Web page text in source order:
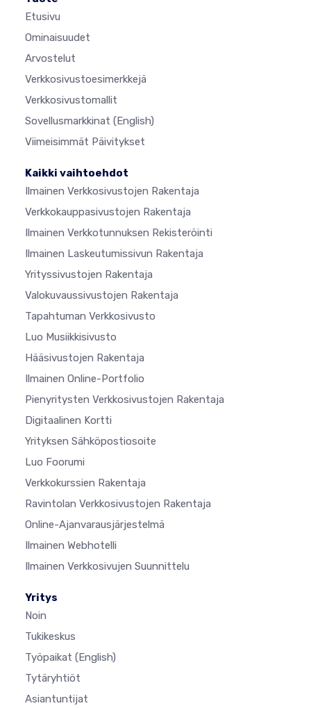
Etusivu
Ominaisuudet
Arvostelut
Verkkosivustoesimerkkejä
Verkkosivustomallit
Sovellusmarkkinat (English)
Viimeisimmät Päivitykset
Kaikki vaihtoehdot
Ilmainen Verkkosivustojen Rakentaja
Verkkokauppasivustojen Rakentaja
Ilmainen Verkkotunnuksen Rekisteröinti
Ilmainen Laskeutumissivun Rakentaja
Yrityssivustojen Rakentaja
Valokuvaussivustojen Rakentaja
Tapahtuman Verkkosivusto
Luo Musiikkisivusto
Hääsivustojen Rakentaja
Ilmainen Online-Portfolio
Pienyritysten Verkkosivustojen Rakentaja
Digitaalinen Kortti
Yrityksen Sähköpostiosoite
Luo Foorumi
Verkkokurssien Rakentaja
Ravintolan Verkkosivustojen Rakentaja
Online-Ajanvarausjärjestelmä
Ilmainen Webhotelli
Ilmainen Verkkosivujen Suunnittelu
Yritys
Noin
Tukikeskus
Työpaikat (English)
Tytäryhtiöt
Asiantuntijat